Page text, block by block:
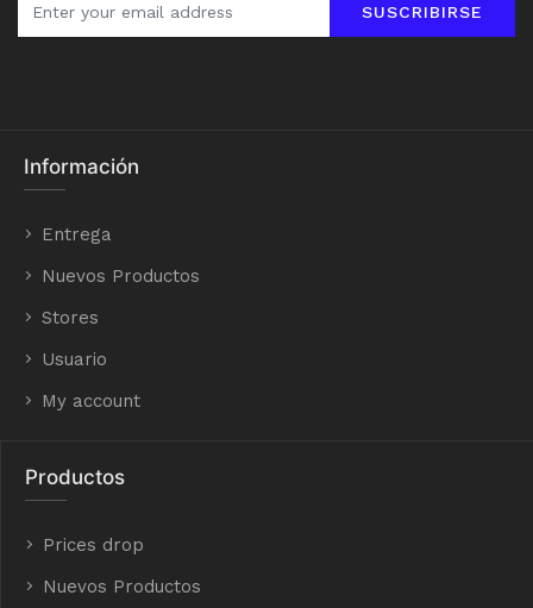
SUSCRIBIRSE
Información
Entrega
Nuevos Productos
Stores
Usuario
My account
Productos
Prices drop
Nuevos Productos